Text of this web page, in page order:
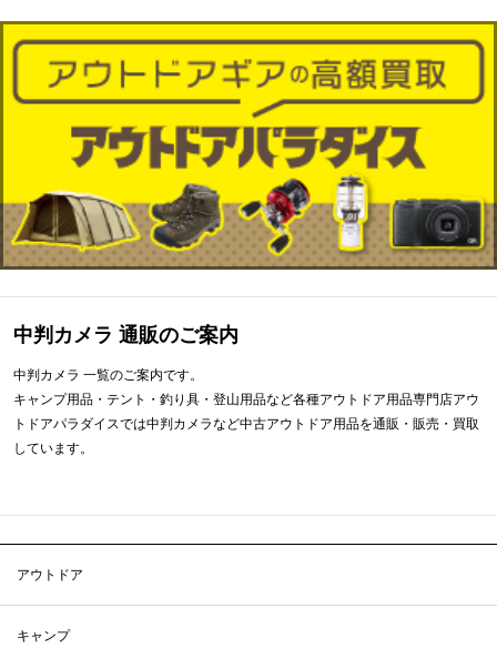
中判カメラ 通販のご案内
中判カメラ 一覧のご案内です。
キャンプ用品・テント・釣り具・登山用品など各種アウトドア用品専門店アウ
トドアパラダイスでは中判カメラなど中古アウトドア用品を通販・販売・買取
しています。
アウトドア
キャンプ